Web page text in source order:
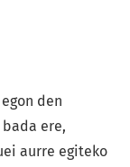
den
ere,
aurre egiteko